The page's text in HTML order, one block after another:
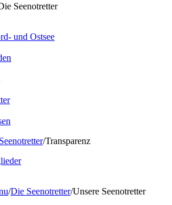
Seenotretter
und Ostsee
/Transparenz
/Die Seenotretter/Unsere Seenotretter